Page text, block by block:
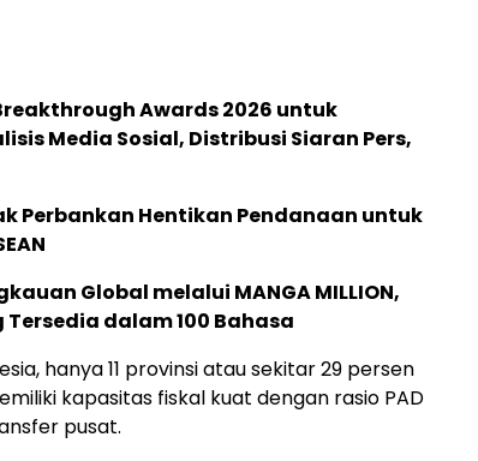
Awards 2026 untuk
Media Sosial, Distribusi Siaran Pers,
Perbankan Hentikan Pendanaan untuk
Global melalui MANGA MILLION,
dalam 100 Bahasa
hanya 11 provinsi atau sekitar 29 persen
kapasitas fiskal kuat dengan rasio PAD
pusat.